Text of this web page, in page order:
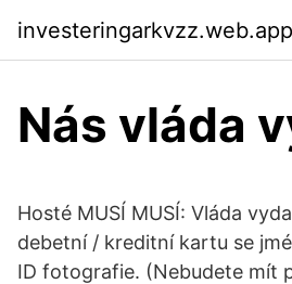
investeringarkvzz.web.app
Nás vláda
Hosté MUSÍ MUSÍ: Vláda
debetní / kreditní kartu se
ID fotografie. (Nebudete mít